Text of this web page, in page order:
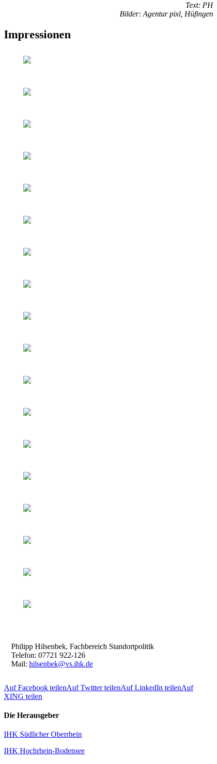
Text: PH
Bilder: Agentur pixl, Hüfingen
Impressionen
Philipp Hilsenbek, Fachbereich Standortpolitik
Telefon: 07721 922-126
Mail: hilsenbek@vs.ihk.de
Auf Facebook teilenAuf Twitter teilenAuf LinkedIn teilenAuf
XING teilen
Die Herausgeber
IHK Südlicher Oberrhein
IHK Hochrhein-Bodensee